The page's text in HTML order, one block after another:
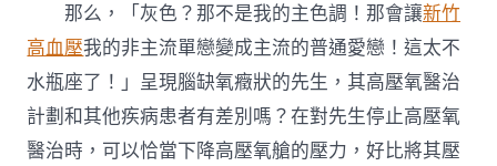
那么，「灰色？那不是我的主色調！那會讓新竹
高血壓我的非主流單戀變成主流的普通愛戀！這太不
水瓶座了！」呈現腦缺氧癥狀的先生，其高壓氧醫治
計劃和其他疾病患者有差別嗎？在對先生停止高壓氧
醫治時，可以恰當下降高壓氧艙的壓力，好比將其壓